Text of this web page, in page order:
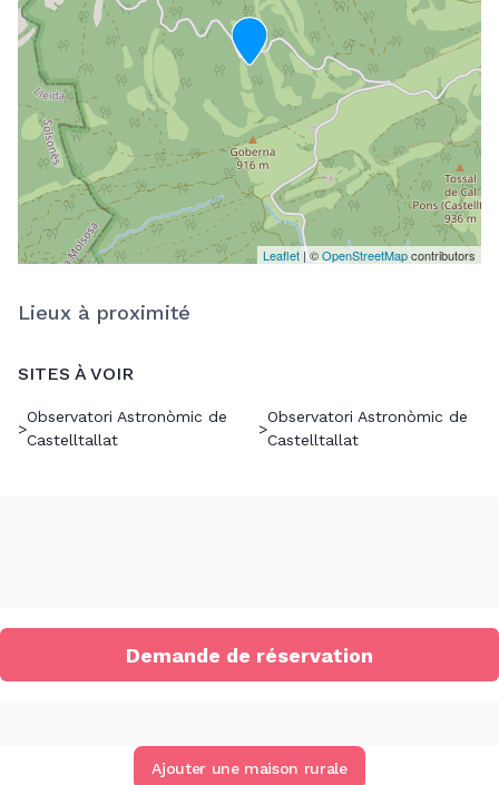
Leaflet | ©OpenStreetMapcontributors
Lieux à proximité
SITES À VOIR
>
Observatori Astronòmic de
Castelltallat
>
Observatori Astronòmic de
Castelltallat
Demande de réservation
Ajouter une maison rurale